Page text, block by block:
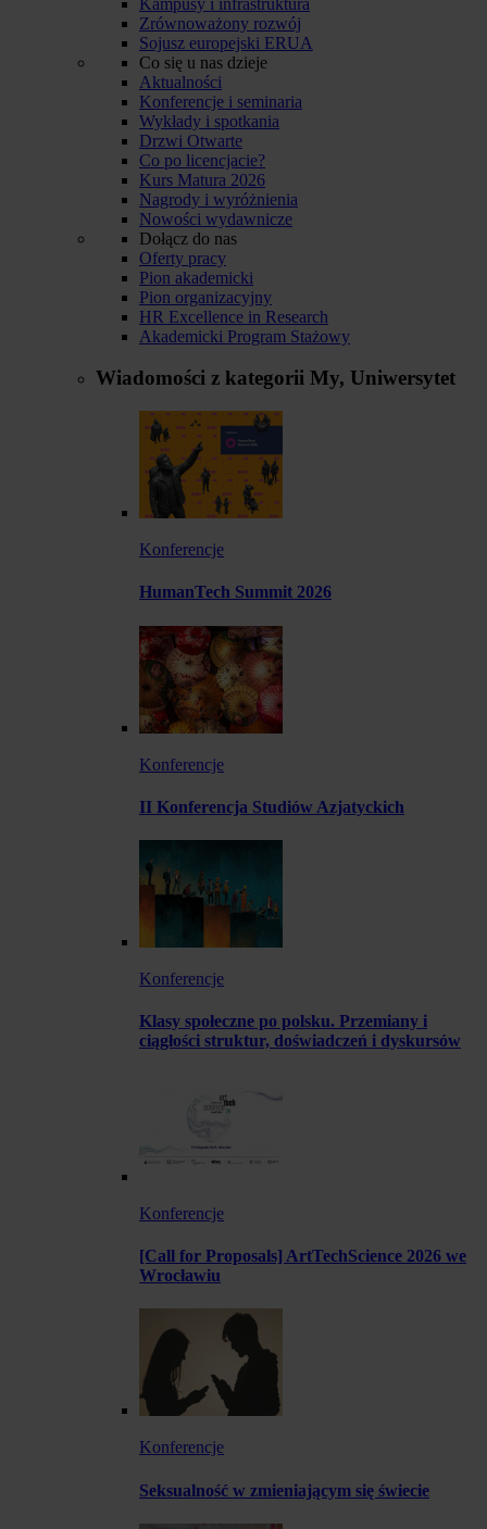
Zrównoważony rozwój
Sojusz europejski ERUA
Co się u nas dzieje
Aktualności
Konferencje i seminaria
Wykłady i spotkania
Drzwi Otwarte
Co po licencjacie?
Kurs Matura 2026
Nagrody i wyróżnienia
Nowości wydawnicze
Dołącz do nas
Oferty pracy
Pion akademicki
Pion organizacyjny
HR Excellence in Research
Akademicki Program Stażowy
Wiadomości z kategorii My, Uniwersytet
Konferencje
HumanTech Summit 2026
Konferencje
II Konferencja Studiów Azjatyckich
Konferencje
Klasy społeczne po polsku. Przemiany i
ciągłości struktur, doświadczeń i dyskursów
Konferencje
[Call for Proposals] ArtTechScience 2026 we
Wrocławiu
Konferencje
Seksualność w zmieniającym się świecie